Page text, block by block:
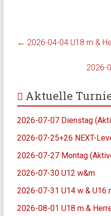
← 2026-04-04 U18 m &
2026-
Aktuelle
2026-07-07 Dienstag
2026-07-25+26 NEXT-
2026-07-27 Montag
2026-07-30 U12 w&m
2026-07-31 U14 w & U16
2026-08-01 U18 m &